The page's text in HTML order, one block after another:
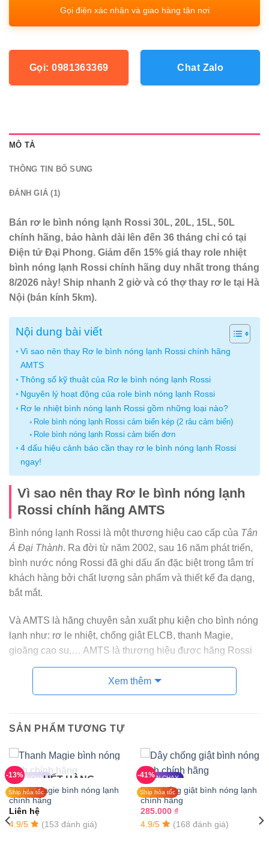
Gọi: 0981363369 Chat Zalo
MÔ TẢ
THÔNG TIN BỔ SUNG
ĐÁNH GIÁ (1)
Bán rơ le bình nóng lạnh Rossi 30L, 20L, 15L, 50L
chính hãng, bảo hành dài lên đến 36 tháng chỉ có tại
Điện tử Đại Phong. Giảm đến 15% giá thay role nhiệt
bình nóng lạnh Rossi chính hãng duy nhất trong tháng
8/2026 này! Ship nhanh 2 giờ và có thợ thay rơ le tại Hà
Nội (bán kính 5km).
Nội dung bài viết
Vì sao nên thay Rơ le bình nóng lạnh Rossi chính hãng
AMTS
Thông số kỹ thuật của Rơ le bình nóng lạnh Rossi
Nguyên lý hoạt động của role bình nóng lạnh Rossi
Rơ le nhiệt bình nóng lạnh Rossi gồm những loại nào?
Role bình nóng lạnh Rossi cảm biến kép (2 râu cảm biến)
Role bình nóng lạnh Rossi cảm biến đơn
4 dấu hiệu cảnh báo cần thay rơ le bình nóng lạnh Rossi
ngay!
Vì sao nên thay Rơ le bình nóng lạnh
Rossi chính hãng AMTS
Bình nóng lạnh Rossi là một thương hiệu cao cấp của Tân
Á Đại Thành. Ra đời từ năm 2002, sau 16 năm phát triển,
bình nước nóng Rossi đã ghi dấu ấn đặc biệt trong tâm trí
khách hàng bởi chất lượng sản phẩm và thiết kế đa dạng,
bắt mắt.
Và AMTS là hãng chuyên sản xuất phụ kiện cho bình nóng
lạnh như: rơ le nhiệt, chống giật ELCB, thanh Magie,
gioăng cao su,… AMTS là thương hiệu được hãng Rossi
lựa chọn để sản xuất các sản phẩm linh kiện cho bình
nóng lạnh nhờ đạt đầy đủ các tiêu chuẩn và tiêu chí:
cao cấp
an toàn và tiết kiệm
Thiết kế phù hợp với tất cả các loại bình nóng lạnh của
Rossi đang có trên thị trường.
Thông số kỹ thuật của Rơ le bình nóng
Xem thêm
SẢN PHẨM TƯƠNG TỰ
-13%
Ship hỏa tốc
BÁN CHẠYHẾT HÀNG
Thanh Magie bình nóng lạnh
chính hãng
Liên hệ
4.9/5
(153 đánh giá)
-41%
Ship hỏa tốc
BÁN CHẠY
Dây chống giật bình nóng lạnh
chính hãng
285.000 ₫
4.9/5
(168 đánh giá)